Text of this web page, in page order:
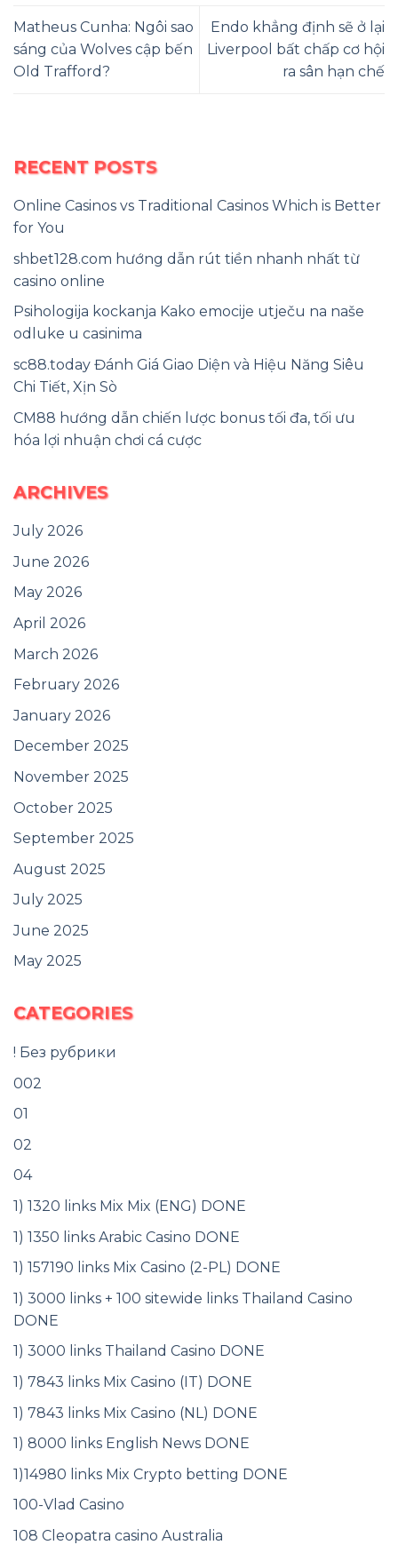
Matheus Cunha: Ngôi sao
sáng của Wolves cập bến
Old Trafford?
Endo khẳng định sẽ ở lại
Liverpool bất chấp cơ hội
ra sân hạn chế
RECENT POSTS
Online Casinos vs Traditional Casinos Which is Better
for You
shbet128.com hướng dẫn rút tiền nhanh nhất từ
casino online
Psihologija kockanja Kako emocije utječu na naše
odluke u casinima
sc88.today Đánh Giá Giao Diện và Hiệu Năng Siêu
Chi Tiết, Xịn Sò
CM88 hướng dẫn chiến lược bonus tối đa, tối ưu
hóa lợi nhuận chơi cá cược
ARCHIVES
July 2026
June 2026
May 2026
April 2026
March 2026
February 2026
January 2026
December 2025
November 2025
October 2025
September 2025
August 2025
July 2025
June 2025
May 2025
CATEGORIES
! Без рубрики
002
01
02
04
1) 1320 links Mix Mix (ENG) DONE
1) 1350 links Arabic Casino DONE
1) 157190 links Mix Casino (2-PL) DONE
1) 3000 links + 100 sitewide links Thailand Casino
DONE
1) 3000 links Thailand Casino DONE
1) 7843 links Mix Casino (IT) DONE
1) 7843 links Mix Casino (NL) DONE
1) 8000 links English News DONE
1)14980 links Mix Crypto betting DONE
100-Vlad Casino
108 Cleopatra casino Australia